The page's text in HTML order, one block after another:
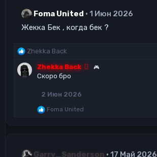
и
и
:
Foma United
1 Июн 2026
Жекка Бек , когда бек ?
Р
а
к
Zhekka Back
Zhekka Back 🎮
Скоро бро
2 Июн 2026
Р
Foma United
Garry_Sanderson 17 Май 2026